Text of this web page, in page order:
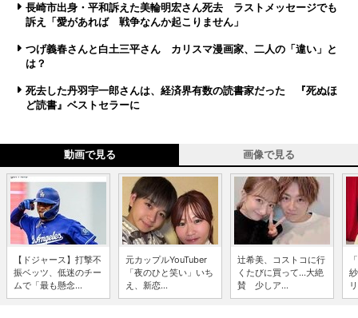
長崎市出身・平和訴えた美輪明宏さん死去 ラストメッセージでも
訴え「愛があれば 戦争なんか起こりません」
つげ義春さんと白土三平さん カリスマ漫画家、二人の「違い」と
は？
死去した丹羽宇一郎さんは、経済界有数の読書家だった 『死ぬほ
ど読書』ベストセラーに
動画で見る 画像で見る
【ドジャース】打撃不
振ベッツ、低迷のチー
ムで「最も懸念...
元カップルYouTuber
「夜のひと笑い」いち
え、新恋...
辻希美、コストコに行
くたびに買って...大絶
賛 少しア...